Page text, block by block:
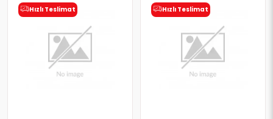
Hızlı Teslimat Hızlı Teslimat